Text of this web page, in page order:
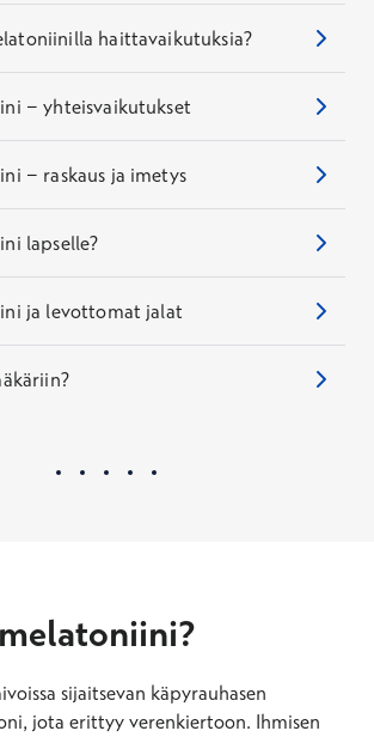
haittavaikutuksia?
− yhteisvaikutukset
− raskaus ja imetys
lapselle?
ja levottomat jalat
sijaitsevan käpyrauhasen
jota erittyy verenkiertoon. Ihmisen